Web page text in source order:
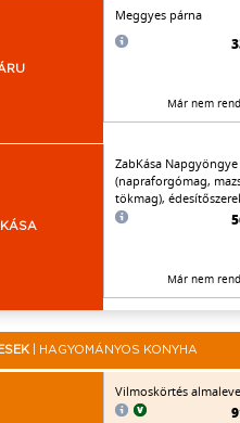
Meggyes párna
Már nem
ZabKása
(napraforgómag,
tökmag),
Már nem
| HAGYOMÁNYOS KONYHA
Vilmoskörtés